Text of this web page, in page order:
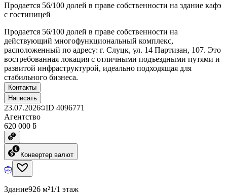
Продается 56/100 долей в праве собственности на здание кафэ
с гостиницей
Продается 56/100 долей в праве собственности на
действующий многофункциональный комплекс,
расположенный по адресу: г. Слуцк, ул. 14 Партизан, 107. Это
востребованная локация с отличными подъездными путями и
развитой инфраструктурой, идеально подходящая для
стабильного бизнеса.
Контакты
Написать
23.07.2026 ID 4096771
Агентство
620 000 ƃ
Конвертер валют
Здание926 м²1/1 этаж